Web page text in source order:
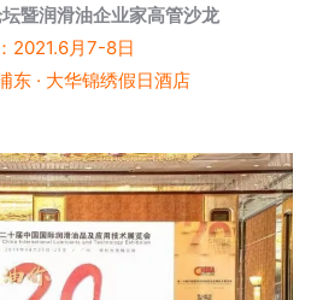
暨润滑油企业家高管沙龙
2021.6月7-8日
东 · 大华锦绣假日酒店